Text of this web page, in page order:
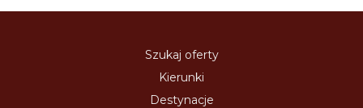
Szukaj oferty
Kierunki
Destynacje